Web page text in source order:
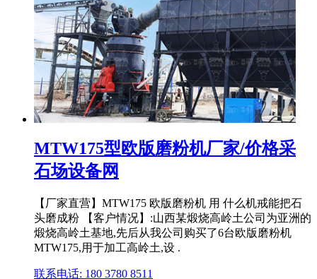
MTW175型欧版磨粉机厂家/价格采
石场设备网
【厂家直营】MTW175 欧版磨粉机 用 什么机戒能把石
头磨成粉 【客户情况】:山西某煅烧高岭土公司为亚洲的
煅烧高岭土基地,先后从我公司购买了6台欧版磨粉机
MTW175,用于加工高岭土,设 .
联系电话: 180 3780 8511